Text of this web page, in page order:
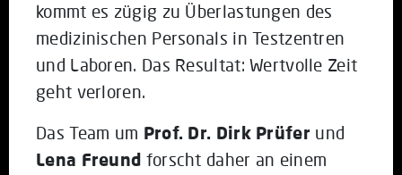
kommt es zügig zu Überlastungen des
medizinischen Personals in Testzentren
und Laboren. Das Resultat: Wertvolle Zeit
geht verloren.
Das Team um Prof. Dr. Dirk Prüfer und
Lena Freund forscht daher an einem